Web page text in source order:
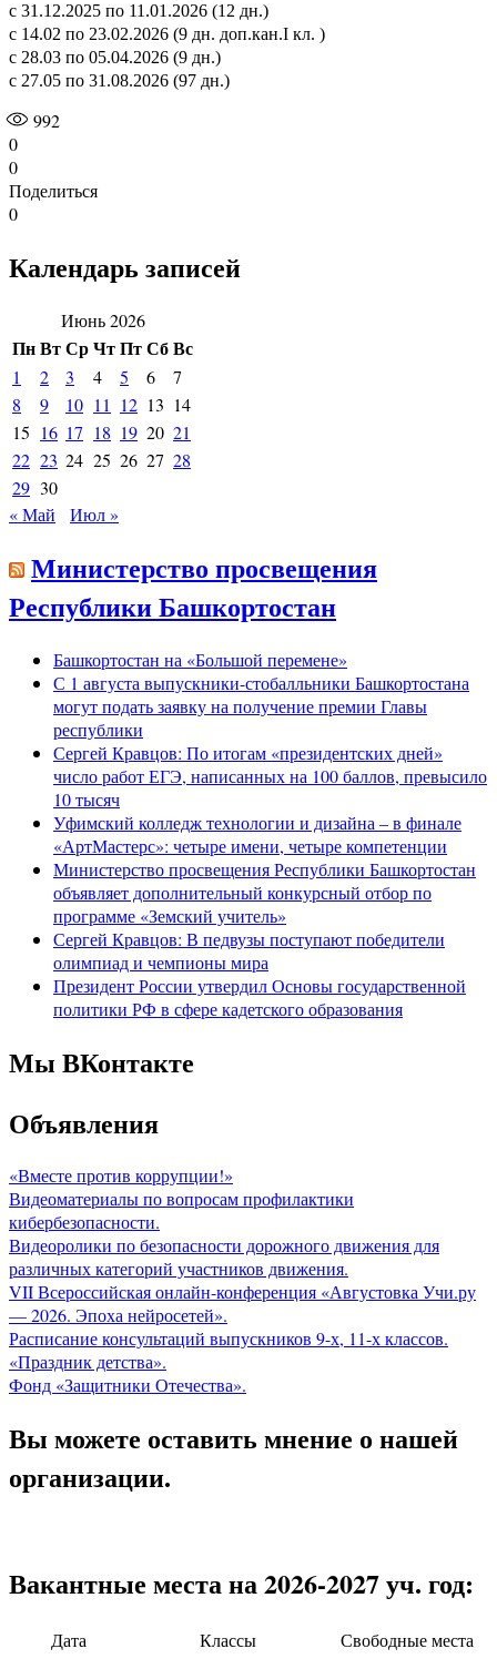
с 31.12.2025 по 11.01.2026 (12 дн.)
с 14.02 по 23.02.2026 (9 дн. доп.кан.I кл. )
с 28.03 по 05.04.2026 (9 дн.)
с 27.05 по 31.08.2026 (97 дн.)
992
0
0
Поделиться
0
Календарь записей
Июнь 2026
ПнВтСрЧтПтСбВс
1 2 3 4 5 6
7
8
9 10 11 12 13 14
15 16 17 18 19 20 21
22 23 24 25 26 27 28
29 30
« Май
Июл »
Министерство просвещения
Республики Башкортостан
Башкортостан на «Большой перемене»
С 1 августа выпускники-стобалльники Башкортостана
могут подать заявку на получение премии Главы
республики
Сергей Кравцов: По итогам «президентских дней»
число работ ЕГЭ, написанных на 100 баллов, превысило
10 тысяч
Уфимский колледж технологии и дизайна – в финале
«АртМастерс»: четыре имени, четыре компетенции
Министерство просвещения Республики Башкортостан
объявляет дополнительный конкурсный отбор по
программе «Земский учитель»
Сергей Кравцов: В педвузы поступают победители
олимпиад и чемпионы мира
Президент России утвердил Основы государственной
политики РФ в сфере кадетского образования
Мы ВКонтакте
Объявления
«Вместе против коррупции!»
Видеоматериалы по вопросам профилактики
кибербезопасности.
Видеоролики по безопасности дорожного движения для
различных категорий участников движения.
VII Всероссийская онлайн-конференция «Августовка Учи.ру
— 2026. Эпоха нейросетей».
Расписание консультаций выпускников 9-х, 11-х классов.
«Праздник детства».
Фонд «Защитники Отечества».
Вы можете оставить мнение о нашей
организации.
Вакантные места на 2026-2027 уч. год:
Дата Классы Свободные места